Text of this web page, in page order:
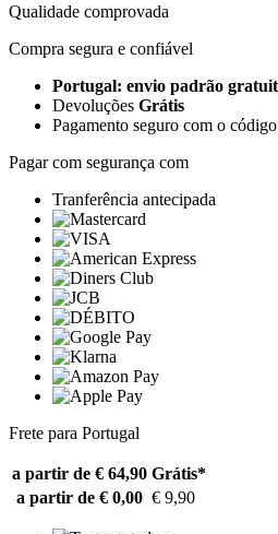
Qualidade comprovada
Compra segura e confiável
Portugal: envio padrão
Devoluções Grátis
Pagamento seguro com o
Pagar com segurança com
Tranferência antecipada
Frete para Portugal
a partir de € 64,90 Grátis*
a partir de € 0,00 € 9,90